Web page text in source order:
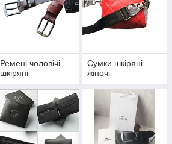
Ремені чоловічі
шкіряні
Сумки шкіряні
жіночі